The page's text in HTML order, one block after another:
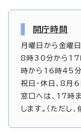
開庁時間
月曜日から金曜日
8時30分から17
時から16時45分
祝日・休日、8
窓口へは、17時
します。（ただし